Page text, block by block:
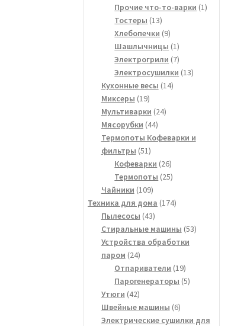
товара
Прочие что-то-варки 11
Тостеры 1313
товаров
Хлебопечки 99
товаров
Шашлычницы 11
товар
Электрогрили 77
товаров
Электросушилки 1313
Кухонные весы 1414
Миксеры 1919
товаров
Мультиварки 2424
Мясорубки 4444
товара
Термопоты Кофеварки и
фильтры 5151
товар
Кофеварки 2626
товаров
Термопоты 2525
Чайники 109109
товаров
Техника для дома 174174
Пылесосы 4343
товара
Стиральные машины 5353
Устройства обработки
паром 2424
товара
Отпариватели 1919
товаров
Парогенераторы 55
Утюги 4242
товара
Швейные машины 66
товаров
Электрические сушилки для